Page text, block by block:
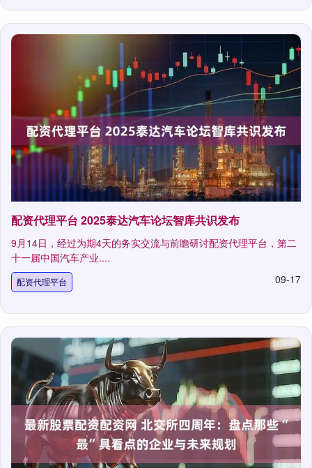
配资代理平台 2025泰达汽车论坛智库共识发布
9月14日，经过为期4天的务实交流与前瞻研讨配资代理平台，第二
十一届中国汽车产业....
配资代理平台 09-17